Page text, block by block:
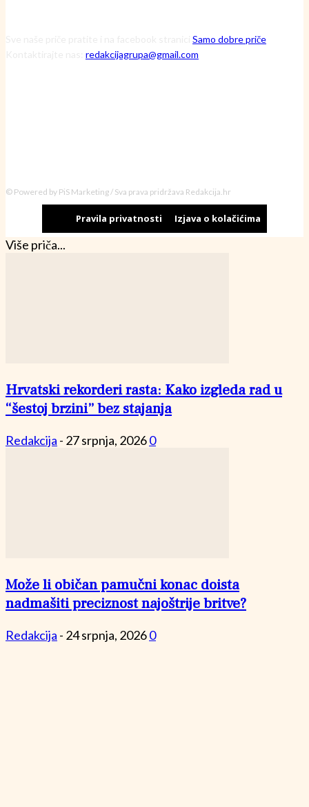
Samo dobre priče
redakcijagrupa@gmail.com
© Powered by PiS Marketing / Sva prava pridržava Redakcija.hr
Pravila privatnosti Izjava o kolačićima
Više priča...
Hrvatski rekorderi rasta: Kako izgleda rad u
“šestoj brzini” bez stajanja
Redakcija - 27 srpnja, 20260
Može li običan pamučni konac doista
nadmašiti preciznost najoštrije britve?
Redakcija - 24 srpnja, 20260